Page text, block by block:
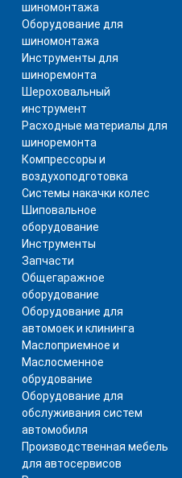
шиномонтажа
Оборудование для
шиномонтажа
Инструменты для
шиноремонта
Шероховальный
инструмент
Расходные материалы для
шиноремонта
Компрессоры и
воздухоподготовка
Системы накачки колес
Шиповальное
оборудование
Инструменты
Запчасти
Общегаражное
оборудование
Оборудование для
автомоек и клининга
Маслоприемное и
Маслосменное
обрудование
Оборудование для
обслуживания систем
автомобиля
Производственная мебель
для автосервисов